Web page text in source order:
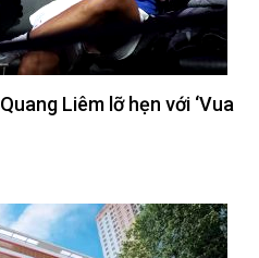
Liêm lỡ hẹn với ‘Vua